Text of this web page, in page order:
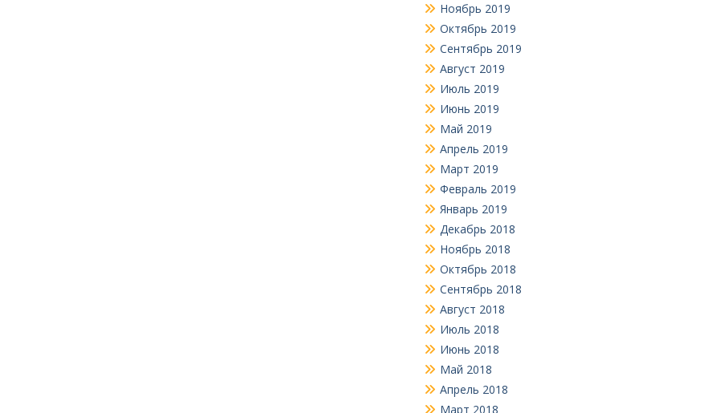
Ноябрь 2019
Октябрь 2019
Сентябрь 2019
Август 2019
Июль 2019
Июнь 2019
Май 2019
Апрель 2019
Март 2019
Февраль 2019
Январь 2019
Декабрь 2018
Ноябрь 2018
Октябрь 2018
Сентябрь 2018
Август 2018
Июль 2018
Июнь 2018
Май 2018
Апрель 2018
Март 2018